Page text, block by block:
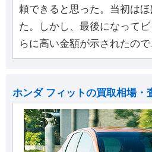
頼できると思った。当初は
た。しかし、最後になって
らに高い金額が示されたので
ホンダ フィットの買取相場・